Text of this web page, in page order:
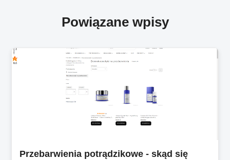
Powiązane wpisy
Przebarwienia potrądzikowe - skąd się